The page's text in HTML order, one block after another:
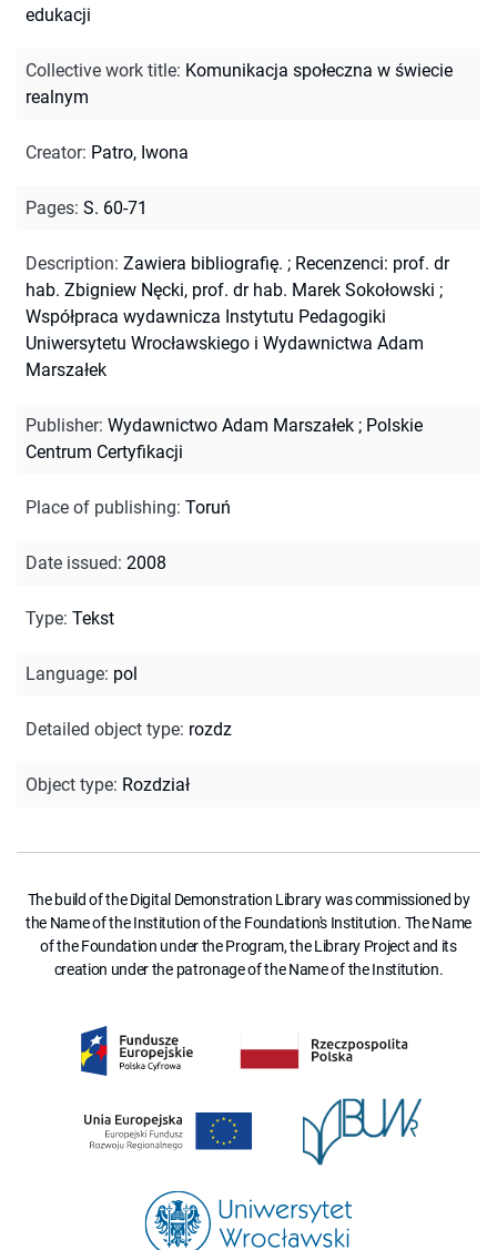
edukacji
Collective work title: Komunikacja społeczna w świecie
realnym
Creator: Patro, Iwona
Pages: S. 60-71
Description: Zawiera bibliografię. ; Recenzenci: prof. dr
hab. Zbigniew Nęcki, prof. dr hab. Marek Sokołowski ;
Współpraca wydawnicza Instytutu Pedagogiki
Uniwersytetu Wrocławskiego i Wydawnictwa Adam
Marszałek
Publisher: Wydawnictwo Adam Marszałek ; Polskie
Centrum Certyfikacji
Place of publishing: Toruń
Date issued: 2008
Type: Tekst
Language: pol
Detailed object type: rozdz
Object type: Rozdział
The build of the Digital Demonstration Library was commissioned by
the Name of the Institution of the Foundation's Institution. The Name
of the Foundation under the Program, the Library Project and its
creation under the patronage of the Name of the Institution.